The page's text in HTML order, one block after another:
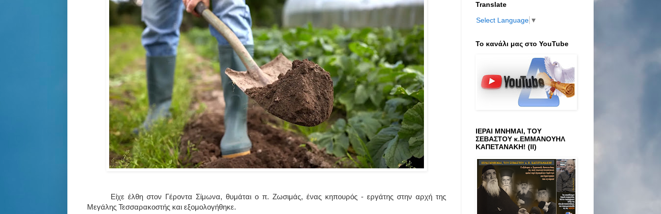
Είχε έλθη στον Γέροντα Σίμωνα, θυμάται ο π. Ζωσιμάς, ένας κηπουρός - εργάτης στην αρχή της
Μεγάλης Τεσσαρακοστής και εξομολογήθηκε.
Translate
Select Language ▼
Το κανάλι μας στο ΥοuTube
ΙΕΡΑΙ ΜΝΗΜΑΙ, ΤΟΥ
ΣΕΒΑΣΤΟΥ κ.ΕΜΜΑΝΟΥΗΛ
ΚΑΠΕΤΑΝΑΚΗ! (ΙΙ)